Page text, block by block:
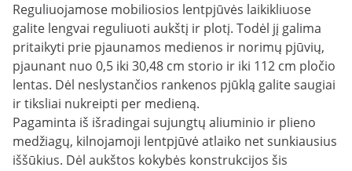
Reguliuojamose mobiliosios lentpjūvės laikikliuose
galite lengvai reguliuoti aukštį ir plotį. Todėl jį galima
pritaikyti prie pjaunamos medienos ir norimų pjūvių,
pjaunant nuo 0,5 iki 30,48 cm storio ir iki 112 cm pločio
lentas. Dėl neslystančios rankenos pjūklą galite saugiai
ir tiksliai nukreipti per medieną.
Pagaminta iš išradingai sujungtų aliuminio ir plieno
medžiagų, kilnojamoji lentpjūvė atlaiko net sunkiausius
iššūkius. Dėl aukštos kokybės konstrukcijos šis